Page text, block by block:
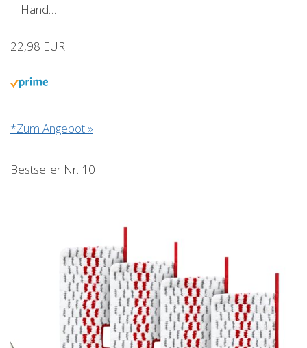
Hand…
22,98 EUR
*Zum Angebot »
Bestseller Nr. 10